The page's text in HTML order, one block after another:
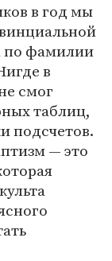
в год мы
по фамилии
в
смог
таблиц,
подсчетов.
— это